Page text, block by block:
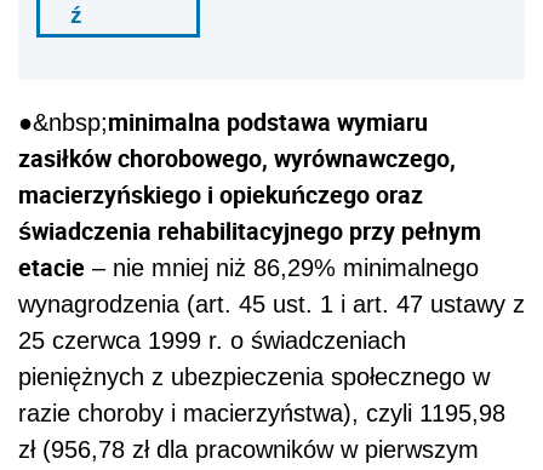
ź
●&nbsp;minimalna podstawa wymiaru
zasiłków chorobowego, wyrównawczego,
macierzyńskiego i opiekuńczego oraz
świadczenia rehabilitacyjnego przy pełnym
etacie – nie mniej niż 86,29% minimalnego
wynagrodzenia (art. 45 ust. 1 i art. 47 ustawy z
25 czerwca 1999 r. o świadczeniach
pieniężnych z ubezpieczenia społecznego w
razie choroby i macierzyństwa), czyli 1195,98
zł (956,78 zł dla pracowników w pierwszym